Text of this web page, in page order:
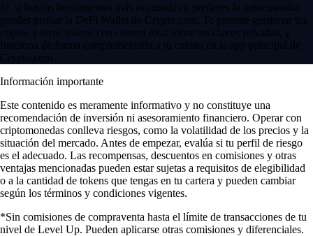
Sí, si buscas herramientas más avanzadas o prefieres la autocustodia,
puedes probar la DeFi Wallet de Crypto.com. Te permite gestionar tus
criptos y otros tokens con control total sobre tus claves privadas, y
funciona de forma complementaria a tu cuenta en la app principal de
Crypto.com.
Información importante
Este contenido es meramente informativo y no constituye una
recomendación de inversión ni asesoramiento financiero. Operar con
criptomonedas conlleva riesgos, como la volatilidad de los precios y la
situación del mercado. Antes de empezar, evalúa si tu perfil de riesgo
es el adecuado. Las recompensas, descuentos en comisiones y otras
ventajas mencionadas pueden estar sujetas a requisitos de elegibilidad
o a la cantidad de tokens que tengas en tu cartera y pueden cambiar
según los términos y condiciones vigentes.
*Sin comisiones de compraventa hasta el límite de transacciones de tu
nivel de Level Up. Pueden aplicarse otras comisiones y diferenciales.